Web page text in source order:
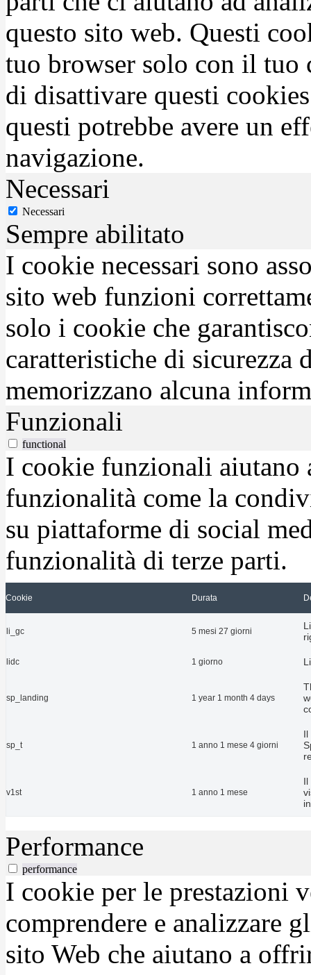
questo sito web. Questi
tuo browser solo con il tuo
di disattivare questi
questi potrebbe avere un
navigazione.
Necessari
Necessari
Sempre abilitato
I cookie necessari sono
sito web funzioni
solo i cookie che
caratteristiche di sicurezza
memorizzano alcuna
Funzionali
functional
I cookie funzionali aiutano
funzionalità come la
su piattaforme di social
funzionalità di terze parti.
Cookie Durata
li_gc 5 mesi 27 giorni
lidc 1 giorno
sp_landing 1 year 1 month 4 days
sp_t 1 anno 1 mese 4 giorni
Il
v1st 1 anno 1 mese
Il
Performance
performance
I cookie per le prestazioni
comprendere e analizzare
sito Web che aiutano a